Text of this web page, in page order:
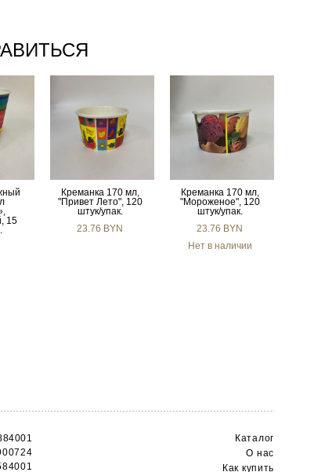
15
Креманка 170 мл,
"Привет Лето", 120
штук/упак.
23.76 BYN
Креманка 170 мл,
"Мороженое", 120
штук/упак.
23.76 BYN
Нет в наличии
Каталог
О нас
Как купить